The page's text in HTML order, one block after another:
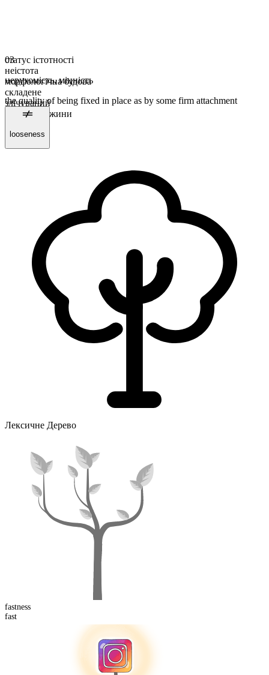
статус істотності
неістота
морфологічна будова
складене
злічуваний
форма множини
03
нерухомість,міцність
the quality of being fixed in place as by some firm attachment
looseness
Лексичне Дерево
fastness
fast